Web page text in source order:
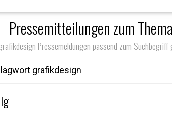
Pressemitteilungen zum
Pressemeldungen passend zum
grafikdesign